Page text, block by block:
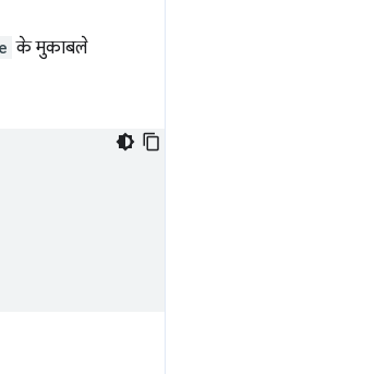
के मुकाबले